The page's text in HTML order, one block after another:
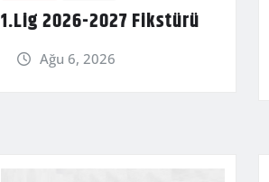
1.Lig 2026-2027 Fikstürü
Ağu 6, 2026